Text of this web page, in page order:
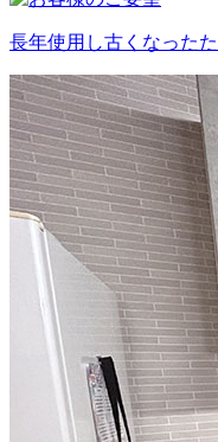
長年使用し古くなった